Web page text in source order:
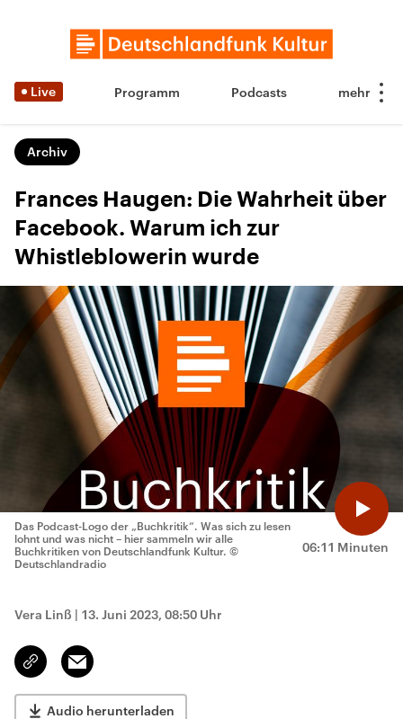
Live Programm Podcasts
Archiv
Frances Haugen: Die Wahrheit über
Facebook. Warum ich zur
Whistleblowerin wurde
06:11 Minuten
Das Podcast-Logo der „Buchkritik“. Was sich zu lesen
lohnt und was nicht – hier sammeln wir alle
Buchkritiken von Deutschlandfunk Kultur. ©
Deutschlandradio
Vera Linß | 13. Juni 2023, 08:50 Uhr
Link
kopieren/teilen
Email
Audio herunterladen